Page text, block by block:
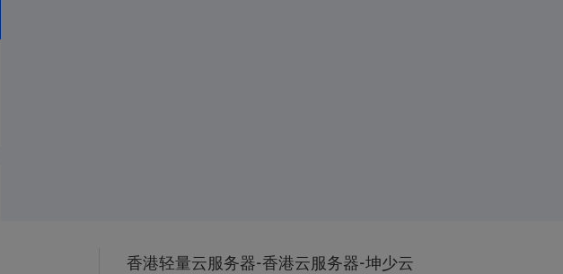
香港轻量云服务器-香港云服务器-坤少云